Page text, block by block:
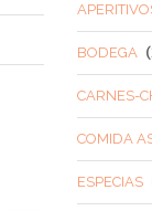
BODEGA
CARNES-
COMIDA
ESPECIAS